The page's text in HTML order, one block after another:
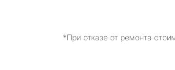
*При отказе от ремонта